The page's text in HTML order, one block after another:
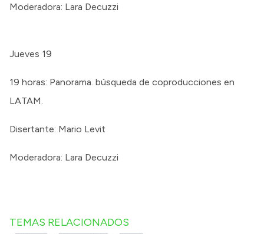
Moderadora: Lara Decuzzi
Jueves 19
19 horas: Panorama. búsqueda de coproducciones en
LATAM.
Disertante: Mario Levit
Moderadora: Lara Decuzzi
TEMAS RELACIONADOS